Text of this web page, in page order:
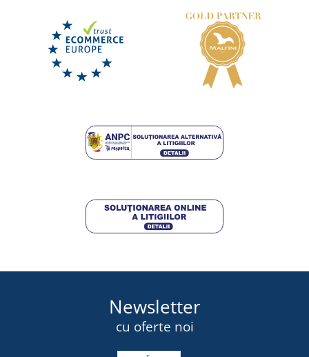
Încălțăminte de lucru CXS ISLAND SABA S1PS
384,25 lei
DETALII
Newsletter
cu oferte noi